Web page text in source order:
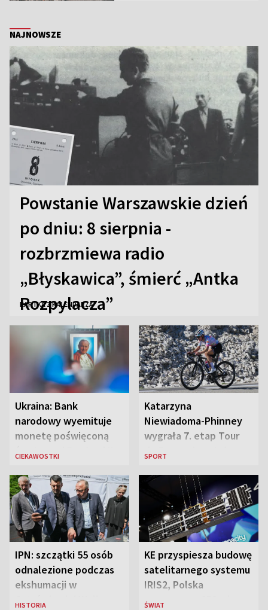
NAJNOWSZE
Powstanie Warszawskie dzień
po dniu: 8 sierpnia -
rozbrzmiewa radio
„Błyskawica”, śmierć „Antka
Rozpylacza”
KARTKA Z KALENDARZA
Ukraina: Bank
narodowy wyemituje
monetę poświęconą
św. Janowi Pawłowi II
CIEKAWOSTKI
Katarzyna
Niewiadoma-Phinney
wygrała 7. etap Tour
de France i została
SPORT
IPN: szczątki 55 osób
odnalezione podczas
ekshumacji w
Ostrówkach i Woli
HISTORIA
KE przyspiesza budowę
satelitarnego systemu
IRIS2, Polska
przeznaczy 656 mln
ŚWIAT